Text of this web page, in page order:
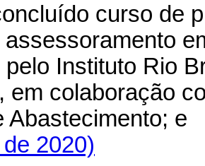
curso de
assessoramento
pelo Instituto Rio
em colaboração
Abastecimento; e
2020)